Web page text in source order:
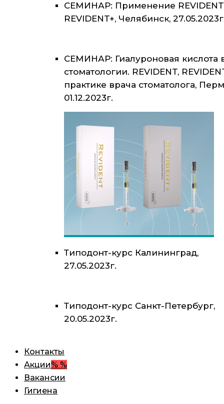
СЕМИНАР: Применение
REVIDENT+, Челябинск,
СЕМИНАР: Гиалуроновая кислота
стоматологии. REVIDENT,
практике врача стоматолога,
01.12.2023г.
Типодонт-курс Калининград,
27.05.2023г.
Типодонт-курс Санкт-Петербург,
20.05.2023г.
Контакты
Акции% %
Вакансии
Гигиена